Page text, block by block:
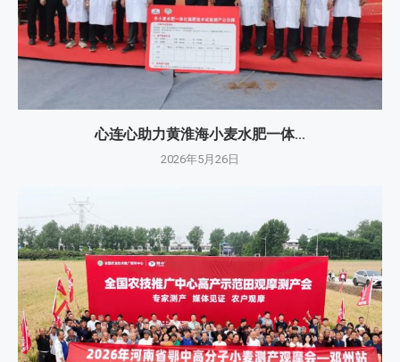
心连心助力黄淮海小麦水肥一体...
2026年5月26日